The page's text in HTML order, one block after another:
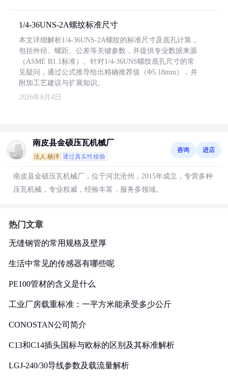
1/4-36UNS-2A螺纹标准尺寸
本文详细解析1/4-36UNS-2A螺纹的标准尺寸及底孔计算，
包括外径、螺距、公差等关键参数，并提供专业数据来源
（ASME B1.1标准）。针对1/4-36UNS螺纹底孔尺寸的常
见疑问，通过公式推导给出精确推荐值（Φ5.18mm），并
附加工艺建议与扩展知识。
2026年8月4日
南皮县金硕压瓦机械厂
法人:杨洋 通过真实性核验
咨询 进店
南皮县金硕压瓦机械厂，位于河北沧州，2015年成立，专营多种
压瓦机械，专业权威，经验丰富，服务多领域。
热门文章
无缝钢管的常用规格及壁厚
生活中常见的传感器有哪些呢
PE100管材的含义是什么
工业厂房载重标准：一平方米能承受多少公斤
CONOSTAN公司简介
C13和C14插头国标与欧标的区别及其标准解析
LGJ-240/30导线参数及载流量解析